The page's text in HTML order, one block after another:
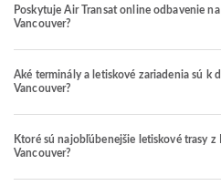
Poskytuje Air Transat online odbavenie
Vancouver?
Aké terminály a letiskové zariadenia sú k
Vancouver?
Ktoré sú najobľúbenejšie letiskové trasy
Vancouver?